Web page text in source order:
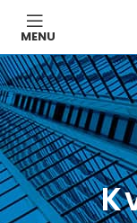
MENU